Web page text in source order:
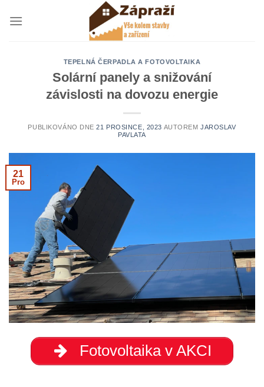
TEPELNÁ ČERPADLA A FOTOVOLTAIKA
Solární panely a snižování
závislosti na dovozu energie
PUBLIKOVÁNO DNE21 PROSINCE, 2023 AUTOREMJAROSLAV
PAVLATA
21
Pro
Fotovoltaika v AKCI